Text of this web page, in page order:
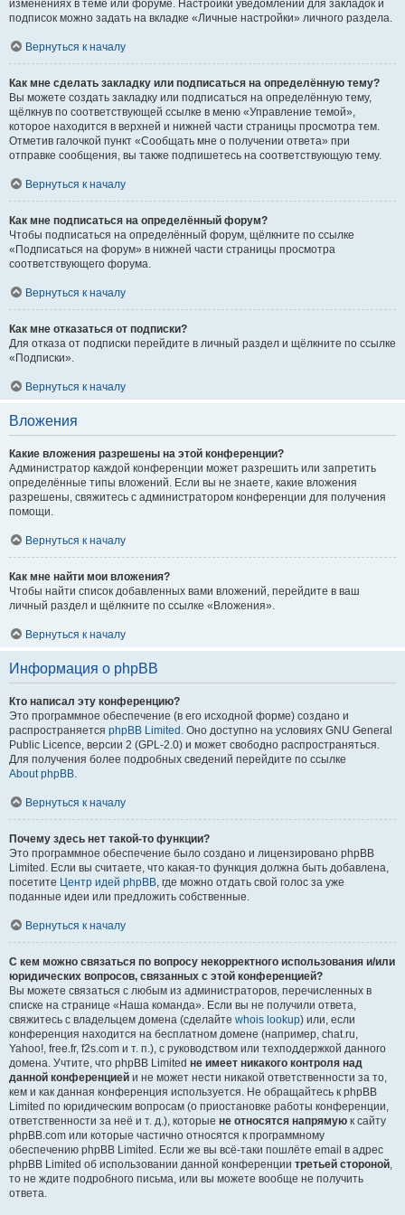
изменениях в теме или форуме. Настройки уведомлений для закладок и
подписок можно задать на вкладке «Личные настройки» личного раздела.
Вернуться к началу
Как мне сделать закладку или подписаться на определённую тему?
Вы можете создать закладку или подписаться на определённую тему,
щёлкнув по соответствующей ссылке в меню «Управление темой»,
которое находится в верхней и нижней части страницы просмотра тем.
Отметив галочкой пункт «Сообщать мне о получении ответа» при
отправке сообщения, вы также подпишетесь на соответствующую тему.
Вернуться к началу
Как мне подписаться на определённый форум?
Чтобы подписаться на определённый форум, щёлкните по ссылке
«Подписаться на форум» в нижней части страницы просмотра
соответствующего форума.
Вернуться к началу
Как мне отказаться от подписки?
Для отказа от подписки перейдите в личный раздел и щёлкните по ссылке
«Подписки».
Вернуться к началу
Вложения
Какие вложения разрешены на этой конференции?
Администратор каждой конференции может разрешить или запретить
определённые типы вложений. Если вы не знаете, какие вложения
разрешены, свяжитесь с администратором конференции для получения
помощи.
Вернуться к началу
Как мне найти мои вложения?
Чтобы найти список добавленных вами вложений, перейдите в ваш
личный раздел и щёлкните по ссылке «Вложения».
Вернуться к началу
Информация о phpBB
Кто написал эту конференцию?
Это программное обеспечение (в его исходной форме) создано и
распространяется phpBB Limited . Оно доступно на условиях GNU General
Public Licence, версии 2 (GPL-2.0) и может свободно распространяться.
Для получения более подробных сведений перейдите по ссылке
About phpBB.
Вернуться к началу
Почему здесь нет такой-то функции?
Это программное обеспечение было создано и лицензировано phpBB
Limited. Если вы считаете, что какая-то функция должна быть добавлена,
посетите Центр идей phpBB, где можно отдать свой голос за уже
поданные идеи или предложить собственные.
Вернуться к началу
С кем можно связаться по вопросу некорректного использования и/или
юридических вопросов, связанных с этой конференцией?
Вы можете связаться с любым из администраторов, перечисленных в
списке на странице «Наша команда». Если вы не получили ответа,
свяжитесь с владельцем домена (сделайте whois lookup) или, если
конференция находится на бесплатном домене (например, chat.ru,
Yahoo!, free.fr, f2s.com и т. п.), с руководством или техподдержкой данного
домена. Учтите, что phpBB Limited не имеет никакого контроля над
данной конференцией и не может нести никакой ответственности за то,
кем и как данная конференция используется. Не обращайтесь к phpBB
Limited по юридическим вопросам (о приостановке работы конференции,
ответственности за неё и т. д.), которые не относятся напрямую к сайту
phpBB.com или которые частично относятся к программному
обеспечению phpBB Limited. Если же вы всё-таки пошлёте email в адрес
phpBB Limited об использовании данной конференции третьей стороной,
то не ждите подробного письма, или вы можете вообще не получить
ответа.